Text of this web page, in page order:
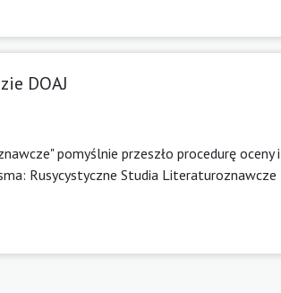
DOAJ
pomyślnie przeszło procedurę oceny
Rusycystyczne Studia Literaturoznawcze